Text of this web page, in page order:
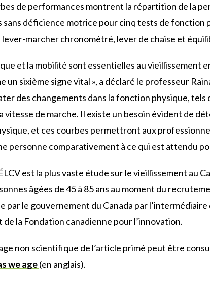
de performances montrent la répartition de la
sans déficience motrice pour cinq tests de
lever-marcher chronométré, lever de chaise et
et la mobilité sont essentielles au vieillissement
un sixième signe vital », a déclaré le professeur
des changements dans la fonction physique, tels
vitesse de marche. Il existe un besoin évident de
et ces courbes permettront aux
personne comparativement à ce qui est attendu
est la plus vaste étude sur le vieillissement au
âgées de 45 à 85 ans au moment du
par le gouvernement du Canada par
de la Fondation canadienne pour l’innovation.
non scientifique de l’article primé peut être
we age(en anglais).